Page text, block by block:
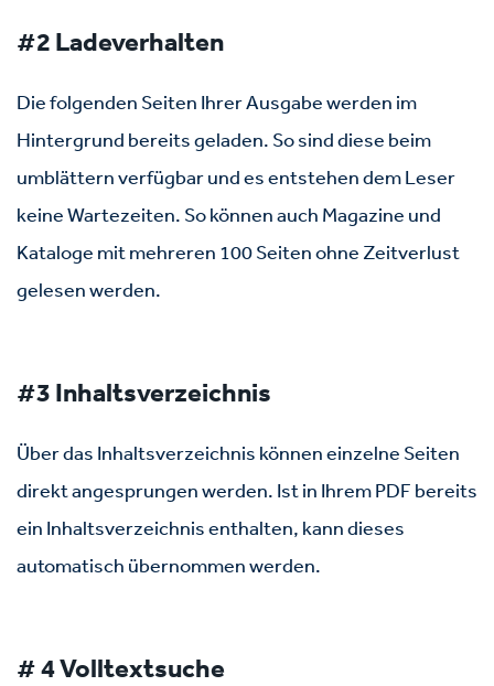
#2 Ladeverhalten
Die folgenden Seiten Ihrer Ausgabe werden im
Hintergrund bereits geladen. So sind diese beim
umblättern verfügbar und es entstehen dem Leser
keine Wartezeiten. So können auch Magazine und
Kataloge mit mehreren 100 Seiten ohne Zeitverlust
gelesen werden.
#3 Inhaltsverzeichnis
Über das Inhaltsverzeichnis können einzelne Seiten
direkt angesprungen werden. Ist in Ihrem PDF bereits
ein Inhaltsverzeichnis enthalten, kann dieses
automatisch übernommen werden.
# 4 Volltextsuche